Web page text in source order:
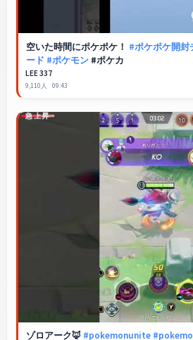
空いた時間にポケポケ！ #ポケポケ開封
ード #ポケモン#ポケカ
LEE 337
9,110人 09:43
ゾロアーク🦊 #pokemonunite
急上昇